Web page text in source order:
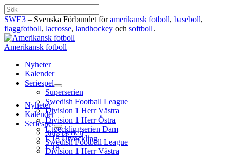
Hoppa
till
innehåll
Sök
SWE3 – Svenska Förbundet föramerikansk fotboll, baseboll,
flaggfotboll, lacrosse, landhockey och softboll.
Amerikansk fotboll
Nyheter
Kalender
Seriespel
Superserien
Swedish Football League
Division 1 Herr Västra
Division 1 Herr Östra
Utvecklingserien Dam
U18 Utveckling
U18
Nyheter
Kalender
Seriespel
Superserien
Swedish Football League
Division 1 Herr Västra